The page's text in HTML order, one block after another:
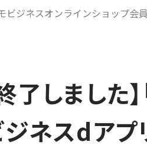
ビジネスオンラインショップ
了しました
ネスdア